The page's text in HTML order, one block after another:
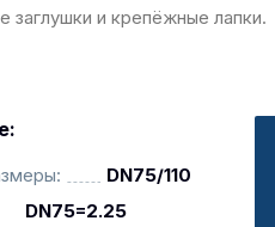
и крепёжные лапки.
DN75/110
DN75=2.25